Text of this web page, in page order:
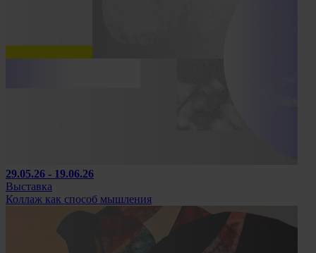
29.05.26 - 19.06.26
Выставка
Коллаж как способ мышления